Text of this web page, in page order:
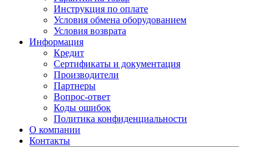
Инструкция по оплате
Условия обмена оборудованием
Условия возврата
Информация
Кредит
Сертификаты и документация
Производители
Партнеры
Вопрос-ответ
Коды ошибок
Политика конфиденциальности
О компании
Контакты